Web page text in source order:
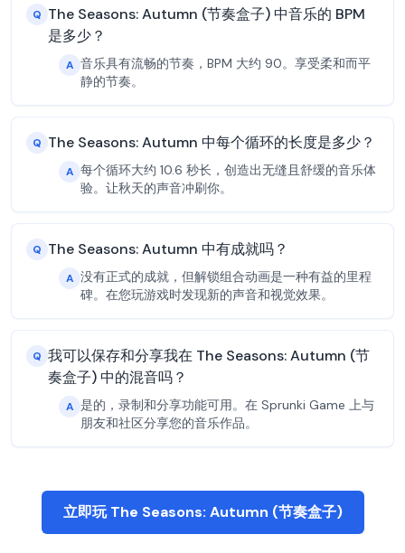
Q The Seasons: Autumn (节奏盒子) 中音乐的 BPM
是多少？
A 音乐具有流畅的节奏，BPM 大约 90。享受柔和而平
静的节奏。
Q The Seasons: Autumn 中每个循环的长度是多少？
A 每个循环大约 10.6 秒长，创造出无缝且舒缓的音乐体
验。让秋天的声音冲刷你。
Q The Seasons: Autumn 中有成就吗？
A 没有正式的成就，但解锁组合动画是一种有益的里程
碑。在您玩游戏时发现新的声音和视觉效果。
Q 我可以保存和分享我在 The Seasons: Autumn (节
奏盒子) 中的混音吗？
A 是的，录制和分享功能可用。在 Sprunki Game 上与
朋友和社区分享您的音乐作品。
立即玩 The Seasons: Autumn (节奏盒子)